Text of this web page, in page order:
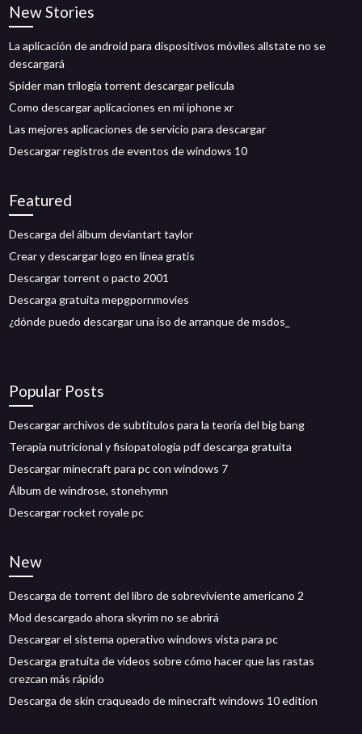
New Stories
La aplicación de android para dispositivos móviles allstate no se
descargará
Spider man trilogía torrent descargar película
Como descargar aplicaciones en mi iphone xr
Las mejores aplicaciones de servicio para descargar
Descargar registros de eventos de windows 10
Featured
Descarga del álbum deviantart taylor
Crear y descargar logo en línea gratis
Descargar torrent o pacto 2001
Descarga gratuita mepgpornmovies
¿dónde puedo descargar una iso de arranque de msdos_
Popular Posts
Descargar archivos de subtítulos para la teoría del big bang
Terapia nutricional y fisiopatología pdf descarga gratuita
Descargar minecraft para pc con windows 7
Álbum de windrose, stonehymn
Descargar rocket royale pc
New
Descarga de torrent del libro de sobreviviente americano 2
Mod descargado ahora skyrim no se abrirá
Descargar el sistema operativo windows vista para pc
Descarga gratuita de videos sobre cómo hacer que las rastas
crezcan más rápido
Descarga de skin craqueado de minecraft windows 10 edition